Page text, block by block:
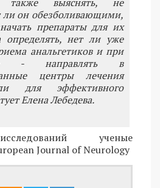
ли он обезболивающими,
препараты для их
определять, нет ли уже
анальгетиков и при
- направлять в
центры лечения
для эффективного
Елена Лебедева.
ученые
Journal of Neurology